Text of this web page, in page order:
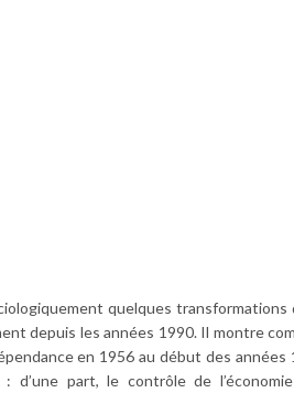
quelques
depuis les années 1990. Il montre
en 1956 au début des
: d’une part, le contrôle de